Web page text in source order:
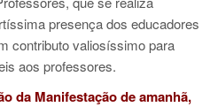
presença dos educadores
contributo valiosíssimo para
aos professores.
da Manifestação de amanhã,